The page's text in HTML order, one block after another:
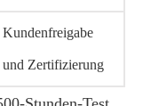
Kundenfreigabe
und Zertifizierung